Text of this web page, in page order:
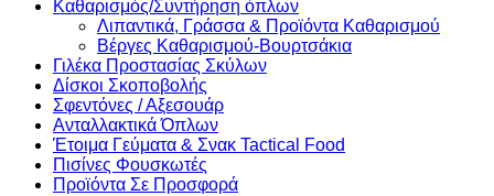
Καθαρισμός/Συντήρηση όπλων
Λιπαντικά, Γράσσα & Προϊόντα Καθαρισμού
Βέργες Καθαρισμού-Βουρτσάκια
Γιλέκα Προστασίας Σκύλων
Δίσκοι Σκοποβολής
Σφεντόνες / Αξεσουάρ
Ανταλλακτικά Όπλων
Έτοιμα Γεύματα & Σνακ Tactical Food
Πισίνες Φουσκωτές
Προϊόντα Σε Προσφορά